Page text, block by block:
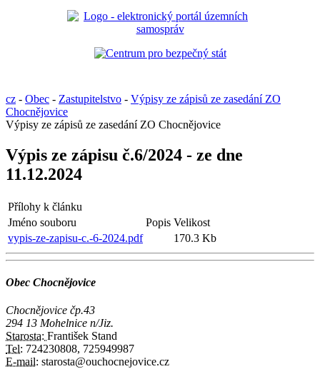
cz - Obec - Zastupitelstvo - Výpisy ze zápisů ze zasedání ZO
Chocnějovice
Výpisy ze zápisů ze zasedání ZO Chocnějovice
Výpis ze zápisu č.6/2024 - ze dne
11.12.2024
Přílohy k článku
Jméno souboru
Popis Velikost
vypis-ze-zapisu-c.-6-2024.pdf
170.3 Kb
Obec Chocnějovice
Chocnějovice čp.43
294 13 Mohelnice n/Jiz.
Starosta: František Stand
Tel: 724230808, 725949987
E-mail: starosta@ouchocnejovice.cz